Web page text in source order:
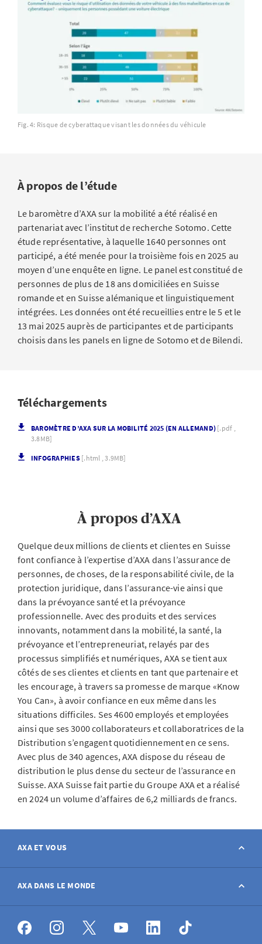
Fig. 4: Risque de cyberattaque visant les données du véhicule
À propos de l’étude
Le baromètre d’AXA sur la mobilité a été réalisé en
partenariat avec l’institut de recherche Sotomo. Cette
étude représentative, à laquelle 1640 personnes ont
participé, a été menée pour la troisième fois en 2025 au
moyen d’une enquête en ligne. Le panel est constitué de
personnes de plus de 18 ans domiciliées en Suisse
romande et en Suisse alémanique et linguistiquement
intégrées. Les données ont été recueillies entre le 5 et le
13 mai 2025 auprès de participantes et de participants
choisis dans les panels en ligne de Sotomo et de Bilendi.
Téléchargements
BAROMÈTRE D’AXA SUR LA MOBILITÉ 2025 (EN ALLEMAND) [.pdf ,
3.8MB]
INFOGRAPHIES [.html , 3.9MB]
À propos d’AXA
Quelque deux millions de clients et clientes en Suisse
font confiance à l’expertise d’AXA dans l’assurance de
personnes, de choses, de la responsabilité civile, de la
protection juridique, dans l’assurance-vie ainsi que
dans la prévoyance santé et la prévoyance
professionnelle. Avec des produits et des services
innovants, notamment dans la mobilité, la santé, la
prévoyance et l’entrepreneuriat, relayés par des
processus simplifiés et numériques, AXA se tient aux
côtés de ses clientes et clients en tant que partenaire et
les encourage, à travers sa promesse de marque «Know
You Can», à avoir confiance en eux même dans les
situations difficiles. Ses 4600 employés et employées
ainsi que ses 3000 collaborateurs et collaboratrices de la
Distribution s’engagent quotidiennement en ce sens.
Avec plus de 340 agences, AXA dispose du réseau de
distribution le plus dense du secteur de l’assurance en
Suisse. AXA Suisse fait partie du Groupe AXA et a réalisé
en 2024 un volume d’affaires de 6,2 milliards de francs.
AXA ET VOUS
Contact
Déclarer sinistre
AXA DANS LE MONDE
AXA dans le monde